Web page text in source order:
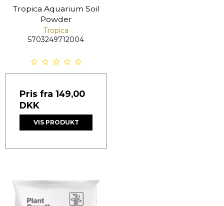
Tropica Aquarium Soil
Powder
Tropica
5703249712004
Pris fra 149,00
DKK
VIS PRODUKT